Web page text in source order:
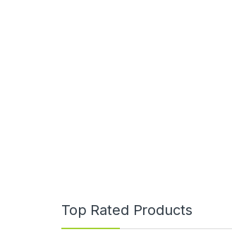
Top Rated Products